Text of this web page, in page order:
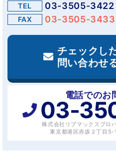
TEL
03-3505-3422
FAX 03-3505-3433
チェックし
問い合わせ
電話でのお
03-
株式会社リブマックスプロ
東京都港区赤坂２丁目